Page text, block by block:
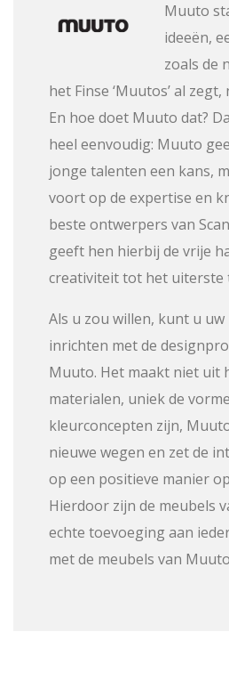
Muuto
ideeën,
zoals de
het Finse ‘Muutos’ al
En hoe doet Muuto dat?
heel eenvoudig: Muuto
jonge talenten een kans,
voort op de expertise en
beste ontwerpers van
geeft hen hierbij de vrije
creativiteit tot het uiterste
Als u zou willen, kunt u uw
inrichten met de
Muuto. Het maakt niet uit
materialen, uniek de
kleurconcepten zijn,
nieuwe wegen en zet de
op een positieve manier
Hierdoor zijn de meubels
echte toevoeging aan
met de meubels van